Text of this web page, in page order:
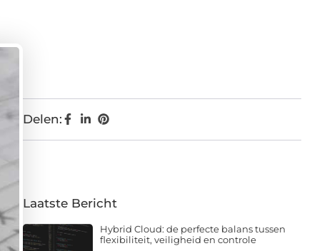
Delen:
Laatste Bericht
Hybrid Cloud: de perfecte balans tussen
flexibiliteit, veiligheid en controle